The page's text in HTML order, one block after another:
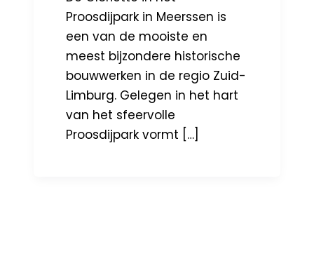
Proosdijpark in Meerssen is
een van de mooiste en
meest bijzondere historische
bouwwerken in de regio Zuid-
Limburg. Gelegen in het hart
van het sfeervolle
Proosdijpark vormt […]